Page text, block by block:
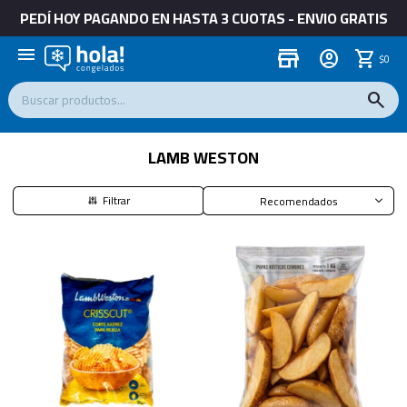
PEDÍ HOY PAGANDO EN HASTA 3 CUOTAS - ENVIO GRATIS
menu store $0
LAMB WESTON
Recomendados